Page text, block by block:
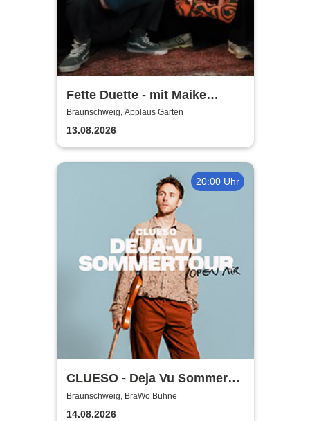
Fette Duette - mit Maike
Jacobs & Markus Schultze
Braunschweig, Applaus Garten
13.08.2026
20:00 Uhr
CLUESO - Deja Vu Sommer
Open Air
Braunschweig, BraWo Bühne
14.08.2026